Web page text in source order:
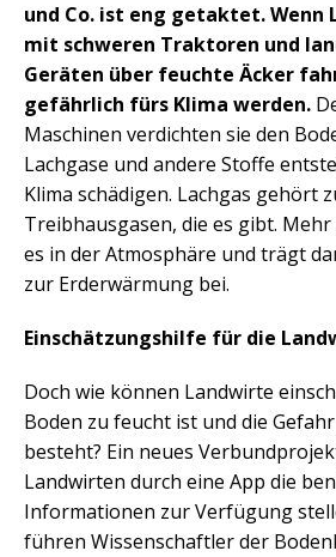
und Co. ist eng getaktet. Wenn
mit schweren Traktoren und
Geräten über feuchte Äcker
gefährlich fürs Klima werden.
Maschinen verdichten sie den
Lachgase und andere Stoffe
Klima schädigen. Lachgas gehört
Treibhausgasen, die es gibt.
es in der Atmosphäre und trägt
zur Erderwärmung bei.
Einschätzungshilfe für die
Doch wie können Landwirte
Boden zu feucht ist und die
besteht? Ein neues
Landwirten durch eine App die
Informationen zur Verfügung
führen Wissenschaftler der